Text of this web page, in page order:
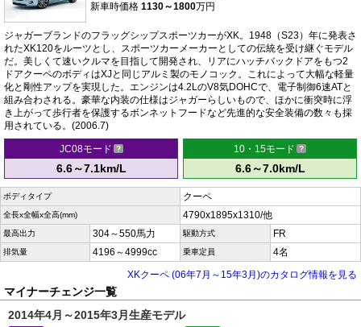
新車時価格 1130～1800万円
ジャガーブランドのフラッグシップスポーツカーがXK。1948（S23）年に発表さ
れたXK120をルーツとし、スポーツカーメーカーとしての伝統を受け継ぐモデル
だ。美しくて速いクルマを目指して開発され、リアにハッチバックドアをもつ2
ドアクーペのボディはXJと同じアルミ製のモノコック。これによって大幅な軽量
化と剛性アップを実現した。エンジンは4.2LのV8気DOHCで、電子制御6速ATと
組み合わされる。豪華な内装の仕様はジャガーらしいもので、ほかに衝突時に浮
き上がって歩行者を保護するボンネットフードなど先進的な安全装備の数々も採
用されている。(2006.7)
JC08モード
6.6～7.1km/L
10・15モード
6.6～7.0km/L
ボディタイプ クーペ
全長x全幅x全高(mm) 4790x1895x1310/他
最高出力 304～550馬力 駆動方式 FR
排気量 4196～4999cc 乗車定員
4名
XKクーペ (06年7月～15年3月)のカタログ情報を見る
マイナーチェンジ一覧
2014年4月～2015年3月生産モデル